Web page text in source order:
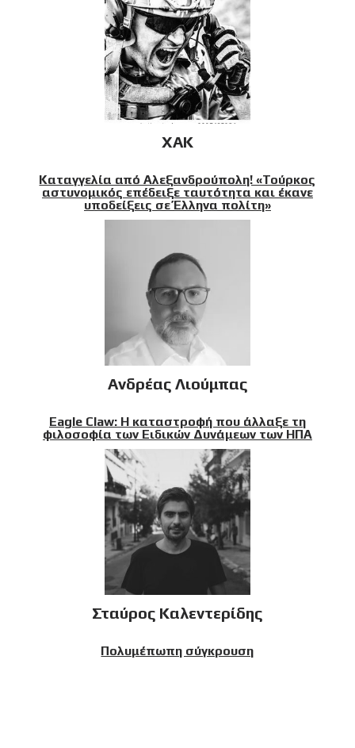
XAK
Καταγγελία από Αλεξανδρούπολη! «Τούρκος
αστυνομικός επέδειξε ταυτότητα και έκανε
υποδείξεις σε Έλληνα πολίτη»
Ανδρέας Λιούμπας
Eagle Claw: Η καταστροφή που άλλαξε τη
φιλοσοφία των Ειδικών Δυνάμεων των ΗΠΑ
Σταύρος Καλεντερίδης
Πολυμέπωπη σύγκρουση